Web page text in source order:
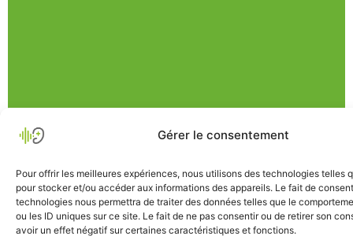
Gérer le consentement
Pour offrir les meilleures expériences, nous utilisons des technologies telles
pour stocker et/ou accéder aux informations des appareils. Le fait de
technologies nous permettra de traiter des données telles que le
ou les ID uniques sur ce site. Le fait de ne pas consentir ou de retirer son
avoir un effet négatif sur certaines caractéristiques et fonctions.